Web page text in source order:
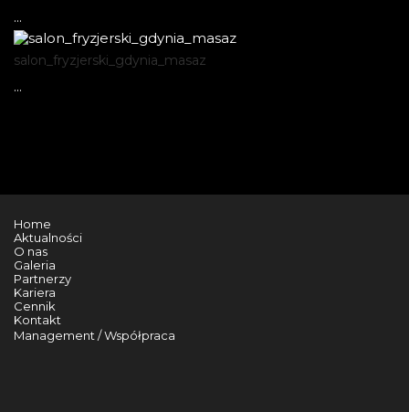
...
salon_fryzjerski_gdynia_masaz
...
Home
Aktualności
O nas
Galeria
Partnerzy
Kariera
Cennik
Kontakt
Management / Współpraca